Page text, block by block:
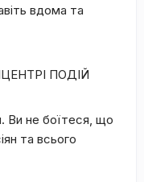
вдома та
ПОДІЙ
Ви не боїтеся, що
та всього